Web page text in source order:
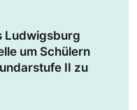
Ludwigsburg
um Schülern
II zu